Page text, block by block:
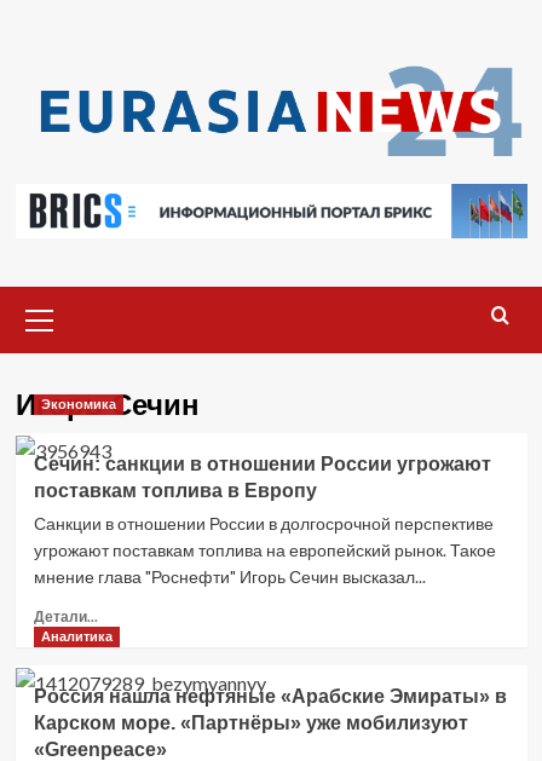
меню
Игорь Сечин
Экономика
Сечин: санкции в отношении России угрожают
поставкам топлива в Европу
Санкции в отношении России в долгосрочной перспективе
угрожают поставкам топлива на европейский рынок. Такое
мнение глава "Роснефти" Игорь Сечин высказал...
Детали...
больше
Сечин:
санкции
в
отношении
Аналитика
Россия нашла нефтяные «Арабские Эмираты» в
Карском море. «Партнёры» уже мобилизуют
«Greenpeace»